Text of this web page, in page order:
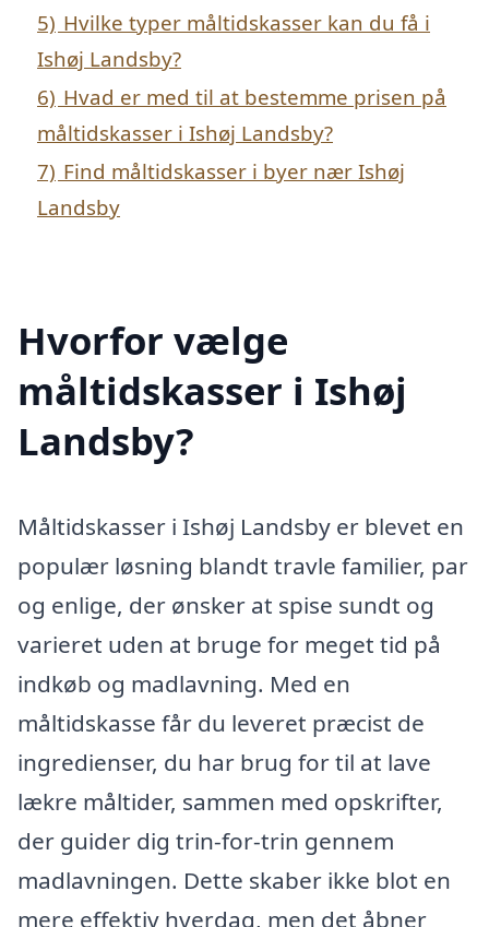
5) Hvilke typer måltidskasser kan du få i
Ishøj Landsby?
6) Hvad er med til at bestemme prisen på
måltidskasser i Ishøj Landsby?
7) Find måltidskasser i byer nær Ishøj
Landsby
Hvorfor vælge
måltidskasser i Ishøj
Landsby?
Måltidskasser i Ishøj Landsby er blevet en
populær løsning blandt travle familier, par
og enlige, der ønsker at spise sundt og
varieret uden at bruge for meget tid på
indkøb og madlavning. Med en
måltidskasse får du leveret præcist de
ingredienser, du har brug for til at lave
lækre måltider, sammen med opskrifter,
der guider dig trin-for-trin gennem
madlavningen. Dette skaber ikke blot en
mere effektiv hverdag, men det åbner